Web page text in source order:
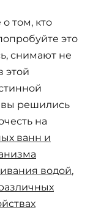
том, кто
это
снимают не
этой
вы решились
на
ванн и
водой,